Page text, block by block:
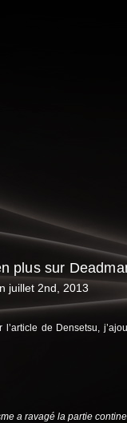
plus sur
juillet 2nd, 2013
l’article de Densetsu,
a ravagé la partie